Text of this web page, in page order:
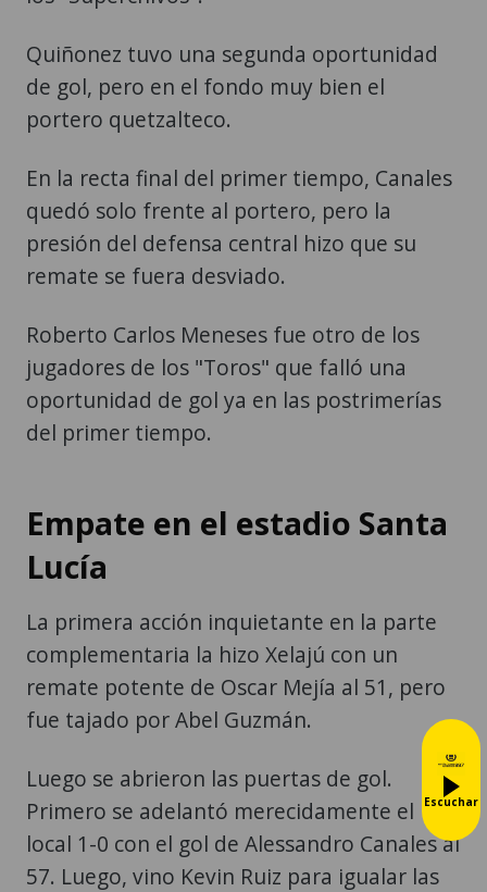
Quiñonez tuvo una segunda oportunidad
de gol, pero en el fondo muy bien el
portero quetzalteco.
En la recta final del primer tiempo, Canales
quedó solo frente al portero, pero la
presión del defensa central hizo que su
remate se fuera desviado.
Roberto Carlos Meneses fue otro de los
jugadores de los "Toros" que falló una
oportunidad de gol ya en las postrimerías
del primer tiempo.
Empate en el estadio Santa
Lucía
La primera acción inquietante en la parte
complementaria la hizo Xelajú con un
remate potente de Oscar Mejía al 51, pero
fue tajado por Abel Guzmán.
Luego se abrieron las puertas de gol.
Primero se adelantó merecidamente el
local 1-0 con el gol de Alessandro Canales al
57. Luego, vino Kevin Ruiz para igualar las
Escuchar